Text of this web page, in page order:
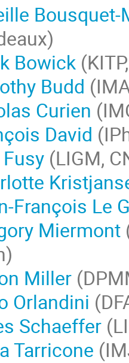
Bousquet-
Bowick
Budd
Curien
David
(LIGM,
François Le
Miermont
Miller
Orlandini
Schaeffer
Tarricone